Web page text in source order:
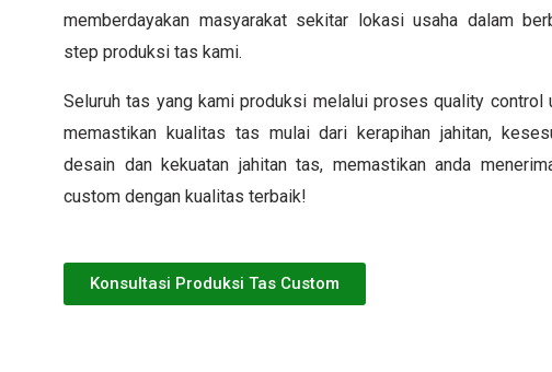
memberdayakan masyarakat sekitar lokasi usaha dalam
step produksi tas kami.
Seluruh tas yang kami produksi melalui proses quality control
memastikan kualitas tas mulai dari kerapihan jahitan,
desain dan kekuatan jahitan tas, memastikan anda
custom dengan kualitas terbaik!
Konsultasi Produksi Tas Custom